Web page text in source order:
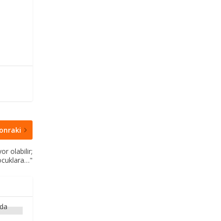
olabilir;